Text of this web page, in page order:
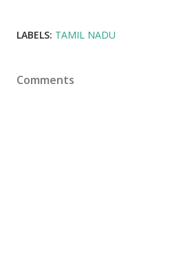
LABELS: TAMIL NADU
Comments